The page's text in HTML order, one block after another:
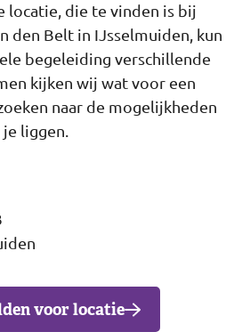
locatie, die te vinden is bij
den Belt in IJsselmuiden, kun
begeleiding verschillende
kijken wij wat voor een
naar de mogelijkheden
liggen.
voor locatie